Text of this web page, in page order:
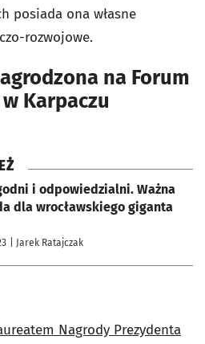
posiada ona własne
rozwojowe.
na Forum
Karpaczu
i odpowiedzialni. Ważna
dla wrocławskiego giganta
| Jarek Ratajczak
Nagrody Prezydenta